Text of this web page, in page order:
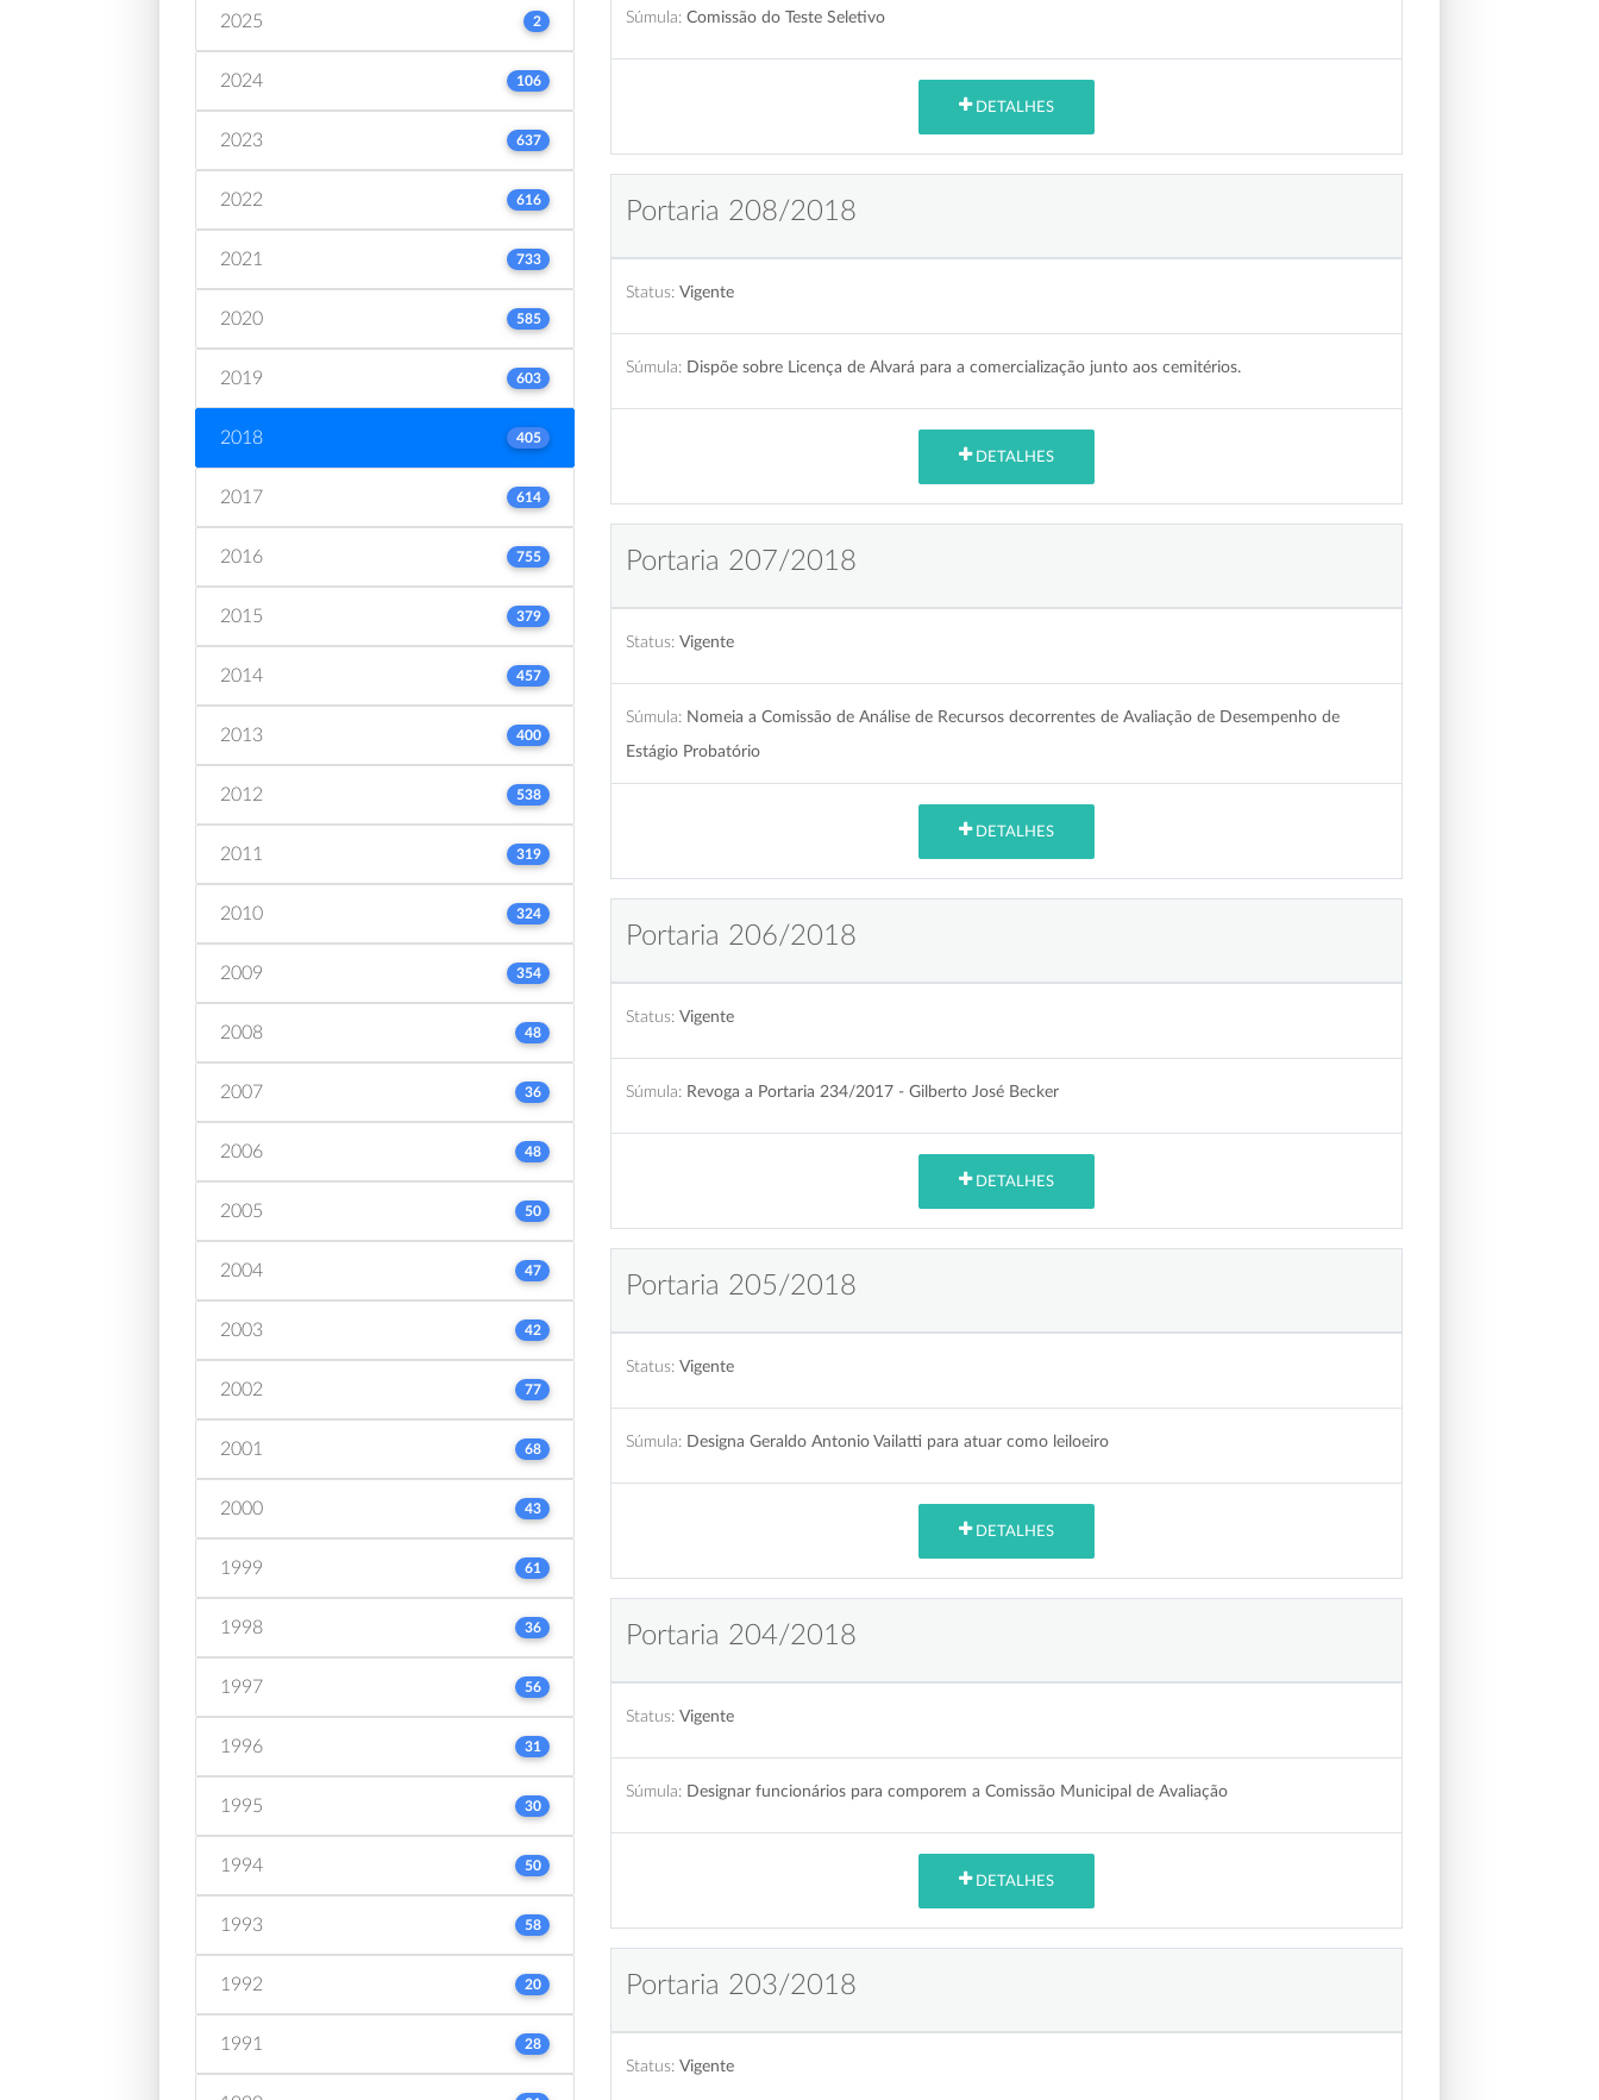
2025 2
2024 106
2023 637
2022 616
2021 733
2020 585
2019 603
2018 405
2017 614
2016 755
2015 379
2014 457
2013 400
2012 538
2011 319
2010 324
2009 354
2008 48
2007 36
2006 48
2005 50
2004 47
2003 42
2002 77
2001 68
2000 43
1999 61
1998 36
1997 56
1996 31
1995 30
1994 50
1993 58
1992 20
1991 28
Súmula: Comissão do Teste Seletivo
DETALHES
Portaria 208/2018
Status: Vigente
Súmula: Dispõe sobre Licença de Alvará para a comercialização junto aos cemitérios.
DETALHES
Portaria 207/2018
Status: Vigente
Súmula: Nomeia a Comissão de Análise de Recursos decorrentes de Avaliação de Desempenho de
Estágio Probatório
DETALHES
Portaria 206/2018
Status: Vigente
Súmula: Revoga a Portaria 234/2017 - Gilberto José Becker
DETALHES
Portaria 205/2018
Status: Vigente
Súmula: Designa Geraldo Antonio Vailatti para atuar como leiloeiro
DETALHES
Portaria 204/2018
Status: Vigente
Súmula: Designar funcionários para comporem a Comissão Municipal de Avaliação
DETALHES
Portaria 203/2018
Status: Vigente